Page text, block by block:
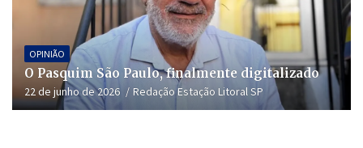
OPINIÃO
O Pasquim São Paulo, finalmente digitalizado
22 de junho de 2026 Redação Estação Litoral SP